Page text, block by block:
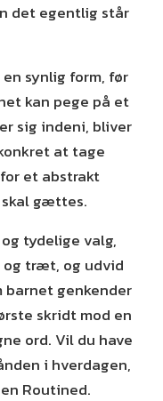
det egentlig står
synlig form, før
kan pege på et
sig indeni, bliver
at tage
et abstrakt
skal gættes.
tydelige valg,
og træt, og udvid
barnet genkender
skridt mod en
ord. Vil du have
i hverdagen,
Routined.